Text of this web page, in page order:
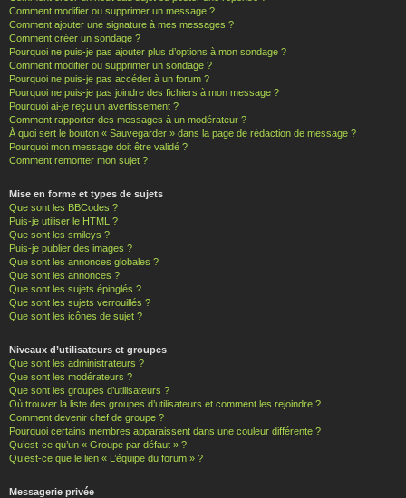
Comment modifier ou supprimer un message ?
Comment ajouter une signature à mes messages ?
Comment créer un sondage ?
Pourquoi ne puis-je pas ajouter plus d’options à mon sondage ?
Comment modifier ou supprimer un sondage ?
Pourquoi ne puis-je pas accéder à un forum ?
Pourquoi ne puis-je pas joindre des fichiers à mon message ?
Pourquoi ai-je reçu un avertissement ?
Comment rapporter des messages à un modérateur ?
À quoi sert le bouton « Sauvegarder » dans la page de rédaction de message ?
Pourquoi mon message doit être validé ?
Comment remonter mon sujet ?
Mise en forme et types de sujets
Que sont les BBCodes ?
Puis-je utiliser le HTML ?
Que sont les smileys ?
Puis-je publier des images ?
Que sont les annonces globales ?
Que sont les annonces ?
Que sont les sujets épinglés ?
Que sont les sujets verrouillés ?
Que sont les icônes de sujet ?
Niveaux d’utilisateurs et groupes
Que sont les administrateurs ?
Que sont les modérateurs ?
Que sont les groupes d’utilisateurs ?
Où trouver la liste des groupes d’utilisateurs et comment les rejoindre ?
Comment devenir chef de groupe ?
Pourquoi certains membres apparaissent dans une couleur différente ?
Qu’est-ce qu’un « Groupe par défaut » ?
Qu’est-ce que le lien « L’équipe du forum » ?
Messagerie privée